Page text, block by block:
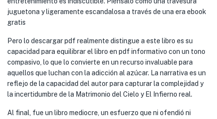
juguetona y ligeramente escandalosa a través de una era ebook
gratis
Pero lo descargar pdf realmente distingue a este libro es su
capacidad para equilibrar el libro en pdf informativo con un tono
compasivo, lo que lo convierte en un recurso invaluable para
aquellos que luchan con la adicción al azúcar. La narrativa es un
reflejo de la capacidad del autor para capturar la complejidad y
la incertidumbre de la Matrimonio del Cielo y El Infierno real.
Al final, fue un libro mediocre, un esfuerzo que ni ofendió ni